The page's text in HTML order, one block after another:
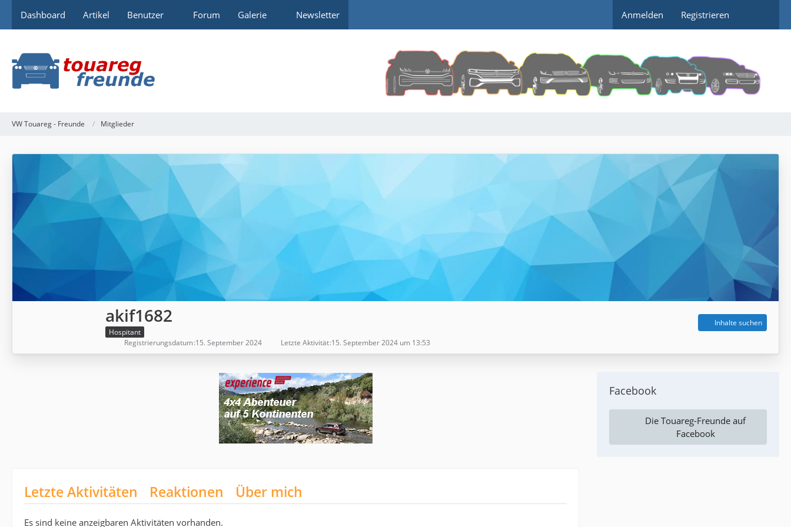
Dashboard Artikel Benutzer Forum Galerie Newsletter Anmelden Registrieren
VW Touareg - Freunde Mitglieder
akif1682
Hospitant
Inhalte suchen
Registrierungsdatum 15. September 2024 Letzte Aktivität 15. September 2024 um 13:53
Letzte Aktivitäten Reaktionen Über mich
Es sind keine anzeigbaren Aktivitäten vorhanden.
Facebook
Die Touareg-Freunde auf
Facebook